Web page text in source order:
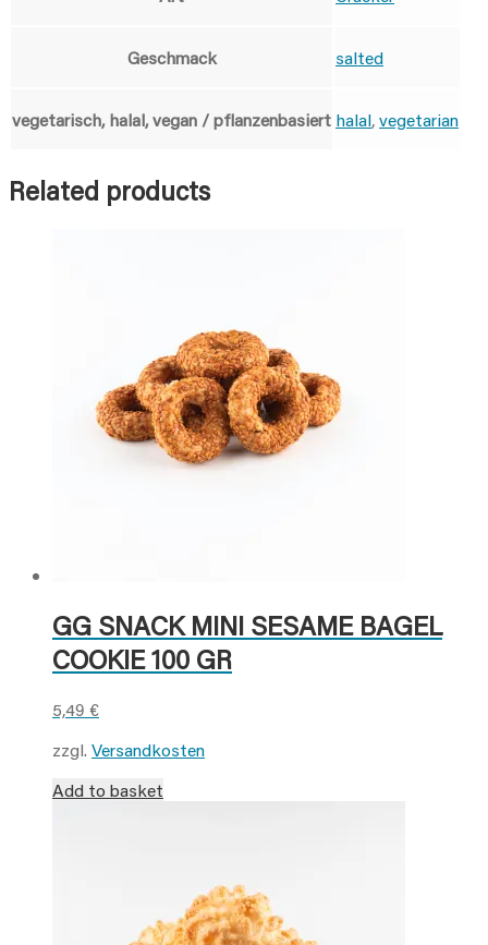
Geschmack salted
vegetarisch, halal, vegan / pflanzenbasiert halal,vegetarian
Related products
GG SNACK MINI SESAME BAGEL
COOKIE 100 GR
5,49 €
zzgl. Versandkosten
Add to basket